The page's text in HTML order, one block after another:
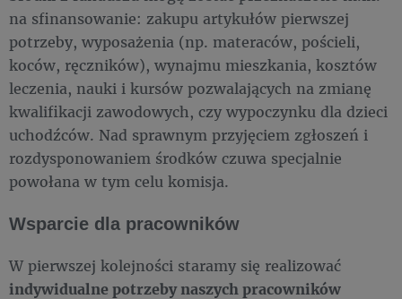
na sfinansowanie: zakupu artykułów pierwszej
potrzeby, wyposażenia (np. materaców, pościeli,
koców, ręczników), wynajmu mieszkania, kosztów
leczenia, nauki i kursów pozwalających na zmianę
kwalifikacji zawodowych, czy wypoczynku dla dzieci
uchodźców. Nad sprawnym przyjęciem zgłoszeń i
rozdysponowaniem środków czuwa specjalnie
powołana w tym celu komisja.
Wsparcie dla pracowników
W pierwszej kolejności staramy się realizować
indywidualne potrzeby naszych pracowników